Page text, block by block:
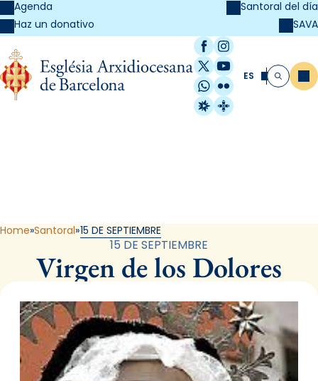
Agenda
Haz un donativo
Santoral del día
SAVA
Facebook
Instagram
X / Twitter
YouTube
WhatsApp
Flickr
Radio Estel
Catalunya
ES Buscar
Home Santoral 15 DE SEPTIEMBRE
15 DE SEPTIEMBRE
Virgen de los Dolores